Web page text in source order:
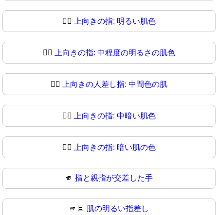
☝🏻 上向きの指: 明るい肌色
☝🏼 上向きの指: 中程度の明るさの肌色
☝🏽 上向きの人差し指: 中間色の肌
☝🏾 上向きの指: 中暗い肌色
☝🏿 上向きの指: 暗い肌の色
🫵 指と親指が交差した手
🫵🏻 肌の明るい指差し